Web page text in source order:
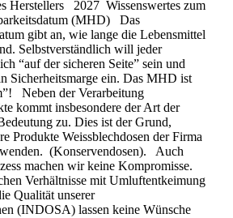
Her­stel­lers 2027 Wissenswertes zum
(MHD) Das
gibt an, wie lange die Lebensmittel
Selbstverständlich will jeder
“auf der sicheren Seite” sein und
Sicherheitsmarge ein. Das MHD ist
Neben der Verarbeitung
kommt insbesondere der Art der
zu. Dies ist der Grund,
Produkte Weissblechdosen der Firma
(Konservendosen). Auch
machen wir keine Kompromisse.
Verhältnisse mit Umluftentkeimung
Qualität unserer
(INDOSA) lassen keine Wünsche